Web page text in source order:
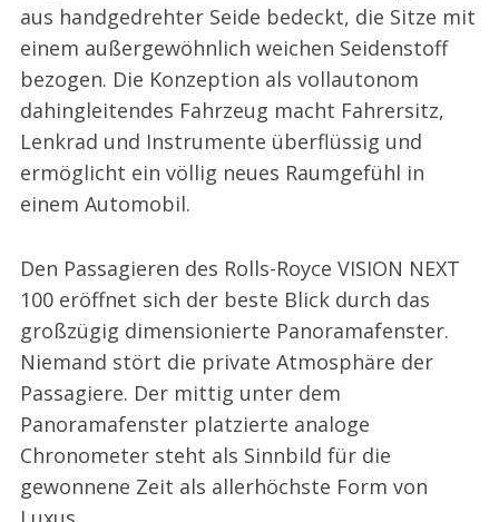
aus handgedrehter Seide bedeckt, die Sitze mit
einem außergewöhnlich weichen Seidenstoff
bezogen. Die Konzeption als vollautonom
dahingleitendes Fahrzeug macht Fahrersitz,
Lenkrad und Instrumente überflüssig und
ermöglicht ein völlig neues Raumgefühl in
einem Automobil.
Den Passagieren des Rolls-Royce VISION NEXT
100 eröffnet sich der beste Blick durch das
großzügig dimensionierte Panoramafenster.
Niemand stört die private Atmosphäre der
Passagiere. Der mittig unter dem
Panoramafenster platzierte analoge
Chronometer steht als Sinnbild für die
gewonnene Zeit als allerhöchste Form von